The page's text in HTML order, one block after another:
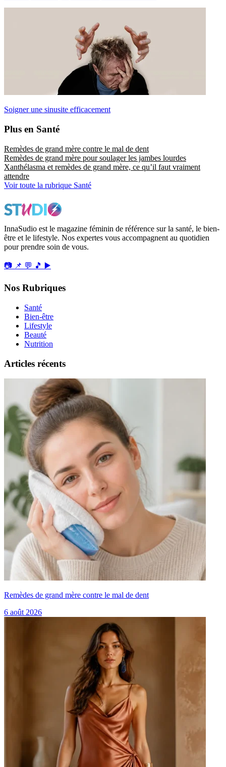
Soigner une sinusite efficacement
Plus en Santé
Remèdes de grand mère contre le mal de dent
Remèdes de grand mère pour soulager les jambes lourdes
Xanthélasma et remèdes de grand mère, ce qu’il faut vraiment
attendre
Voir toute la rubrique Santé
InnaSudio est le magazine féminin de référence sur la santé, le bien-
être et le lifestyle. Nos expertes vous accompagnent au quotidien
pour prendre soin de vous.
📷 📌 💬 🎵 ▶️
Nos Rubriques
Santé
Bien-être
Lifestyle
Beauté
Nutrition
Articles récents
Remèdes de grand mère contre le mal de dent
6 août 2026